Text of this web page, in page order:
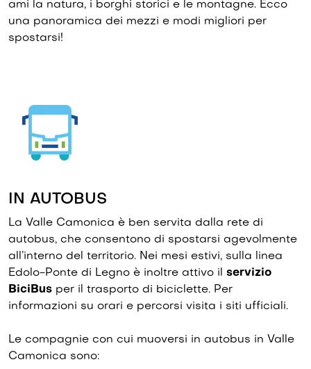
ami la natura, i borghi storici e le montagne. Ecco
una panoramica dei mezzi e modi migliori per
spostarsi!
IN AUTOBUS
La Valle Camonica è ben servita dalla rete di
autobus, che consentono di spostarsi agevolmente
all’interno del territorio. Nei mesi estivi, sulla linea
Edolo-Ponte di Legno è inoltre attivo il servizio
BiciBus per il trasporto di biciclette. Per
informazioni su orari e percorsi visita i siti ufficiali.
Le compagnie con cui muoversi in autobus in Valle
Camonica sono: